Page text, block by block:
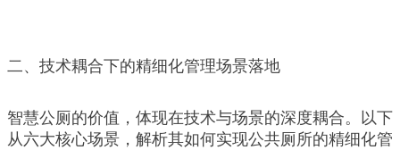
二、技术耦合下的精细化管理场景落地
智慧公厕的价值，体现在技术与场景的深度耦合。以下
从六大核心场景，解析其如何实现公共厕所的精细化管